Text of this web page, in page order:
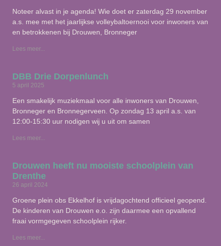
Noteer alvast in je agenda! Wie doet er zaterdag 29 november
a.s. mee met het jaarlijkse volleybaltoernooi voor inwoners van
en betrokkenen bij Drouwen, Bronneger
Lees meer...
DBB Drie Dorpenlunch
5 april 2025
Een smakelijk muziekmaal voor alle inwoners van Drouwen,
Bronneger en Bronnegerveen. Op zondag 13 april a.s. van
12:00-15:30 uur nodigen wij u uit om samen
Lees meer...
Drouwen heeft nu mooiste schoolplein van
Drenthe
26 april 2024
Groene plein obs Ekkelhof is vrijdagochtend officieel geopend.
De kinderen van Drouwen e.o. zijn daarmee een opvallend
fraai vormgegeven schoolplein rijker.
Lees meer...